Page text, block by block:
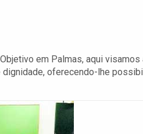
em Palmas, aqui
oferecendo-lhe